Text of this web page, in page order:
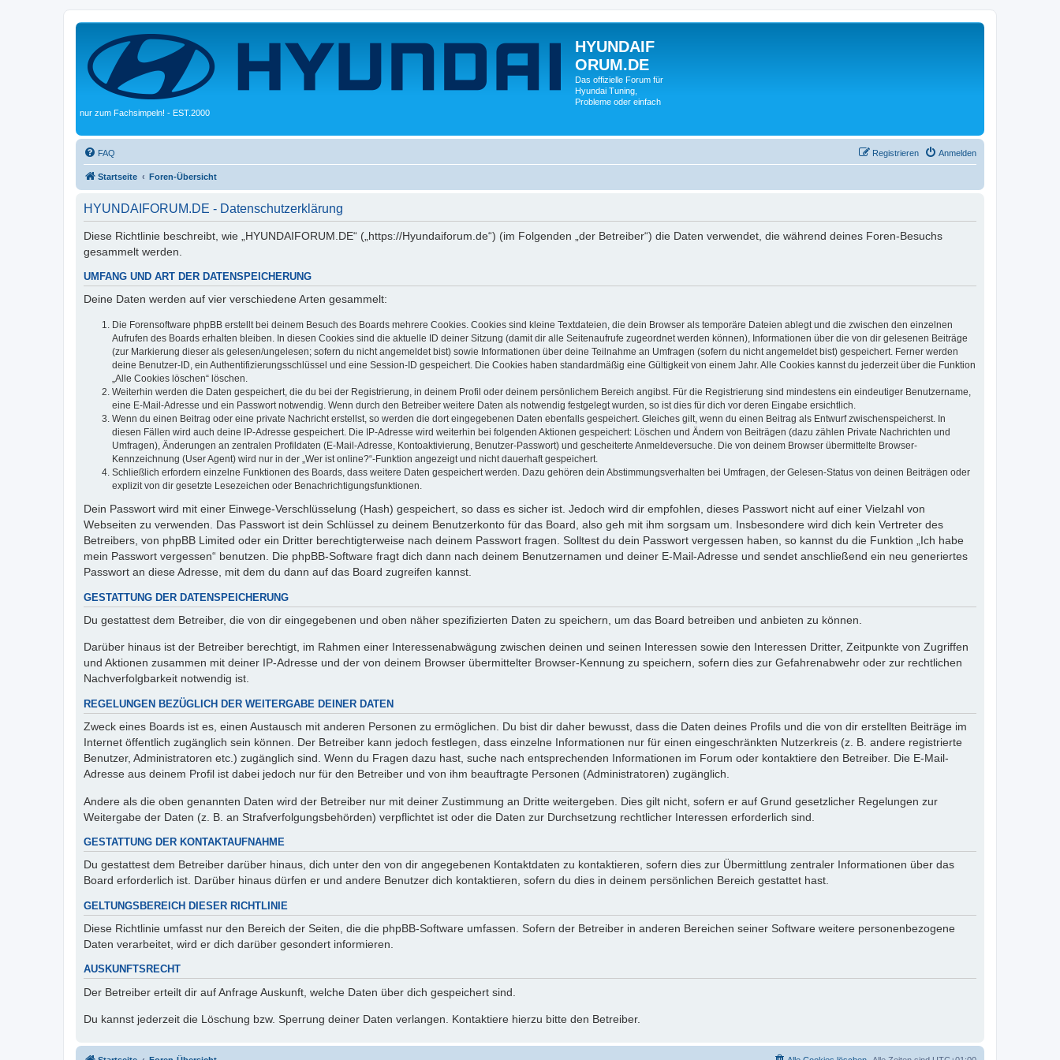
HYUNDAIF
ORUM.DE
Das offizielle Forum für
Hyundai Tuning,
Probleme oder einfach
nur zum Fachsimpeln! - EST.2000
FAQ Anmelden
Registrieren
Startseite Foren-Übersicht
HYUNDAIFORUM.DE - Datenschutzerklärung
Diese Richtlinie beschreibt, wie „HYUNDAIFORUM.DE“ („https://Hyundaiforum.de“) (im Folgenden „der Betreiber“) die Daten verwendet, die während deines Foren-Besuchs
gesammelt werden.
UMFANG UND ART DER DATENSPEICHERUNG
Deine Daten werden auf vier verschiedene Arten gesammelt:
Die Forensoftware phpBB erstellt bei deinem Besuch des Boards mehrere Cookies. Cookies sind kleine Textdateien, die dein Browser als temporäre Dateien ablegt und die zwischen den einzelnen
Aufrufen des Boards erhalten bleiben. In diesen Cookies sind die aktuelle ID deiner Sitzung (damit dir alle Seitenaufrufe zugeordnet werden können), Informationen über die von dir gelesenen Beiträge
(zur Markierung dieser als gelesen/ungelesen; sofern du nicht angemeldet bist) sowie Informationen über deine Teilnahme an Umfragen (sofern du nicht angemeldet bist) gespeichert. Ferner werden
deine Benutzer-ID, ein Authentifizierungsschlüssel und eine Session-ID gespeichert. Die Cookies haben standardmäßig eine Gültigkeit von einem Jahr. Alle Cookies kannst du jederzeit über die Funktion
„Alle Cookies löschen“ löschen.
Weiterhin werden die Daten gespeichert, die du bei der Registrierung, in deinem Profil oder deinem persönlichem Bereich angibst. Für die Registrierung sind mindestens ein eindeutiger Benutzername,
eine E-Mail-Adresse und ein Passwort notwendig. Wenn durch den Betreiber weitere Daten als notwendig festgelegt wurden, so ist dies für dich vor deren Eingabe ersichtlich.
Wenn du einen Beitrag oder eine private Nachricht erstellst, so werden die dort eingegebenen Daten ebenfalls gespeichert. Gleiches gilt, wenn du einen Beitrag als Entwurf zwischenspeicherst. In
diesen Fällen wird auch deine IP-Adresse gespeichert. Die IP-Adresse wird weiterhin bei folgenden Aktionen gespeichert: Löschen und Ändern von Beiträgen (dazu zählen Private Nachrichten und
Umfragen), Änderungen an zentralen Profildaten (E-Mail-Adresse, Kontoaktivierung, Benutzer-Passwort) und gescheiterte Anmeldeversuche. Die von deinem Browser übermittelte Browser-
Kennzeichnung (User Agent) wird nur in der „Wer ist online?“-Funktion angezeigt und nicht dauerhaft gespeichert.
Schließlich erfordern einzelne Funktionen des Boards, dass weitere Daten gespeichert werden. Dazu gehören dein Abstimmungsverhalten bei Umfragen, der Gelesen-Status von deinen Beiträgen oder
explizit von dir gesetzte Lesezeichen oder Benachrichtigungsfunktionen.
Dein Passwort wird mit einer Einwege-Verschlüsselung (Hash) gespeichert, so dass es sicher ist. Jedoch wird dir empfohlen, dieses Passwort nicht auf einer Vielzahl von
Webseiten zu verwenden. Das Passwort ist dein Schlüssel zu deinem Benutzerkonto für das Board, also geh mit ihm sorgsam um. Insbesondere wird dich kein Vertreter des
Betreibers, von phpBB Limited oder ein Dritter berechtigterweise nach deinem Passwort fragen. Solltest du dein Passwort vergessen haben, so kannst du die Funktion „Ich habe
mein Passwort vergessen“ benutzen. Die phpBB-Software fragt dich dann nach deinem Benutzernamen und deiner E-Mail-Adresse und sendet anschließend ein neu generiertes
Passwort an diese Adresse, mit dem du dann auf das Board zugreifen kannst.
GESTATTUNG DER DATENSPEICHERUNG
Du gestattest dem Betreiber, die von dir eingegebenen und oben näher spezifizierten Daten zu speichern, um das Board betreiben und anbieten zu können.
Darüber hinaus ist der Betreiber berechtigt, im Rahmen einer Interessenabwägung zwischen deinen und seinen Interessen sowie den Interessen Dritter, Zeitpunkte von Zugriffen
und Aktionen zusammen mit deiner IP-Adresse und der von deinem Browser übermittelter Browser-Kennung zu speichern, sofern dies zur Gefahrenabwehr oder zur rechtlichen
Nachverfolgbarkeit notwendig ist.
REGELUNGEN BEZÜGLICH DER WEITERGABE DEINER DATEN
Zweck eines Boards ist es, einen Austausch mit anderen Personen zu ermöglichen. Du bist dir daher bewusst, dass die Daten deines Profils und die von dir erstellten Beiträge im
Internet öffentlich zugänglich sein können. Der Betreiber kann jedoch festlegen, dass einzelne Informationen nur für einen eingeschränkten Nutzerkreis (z. B. andere registrierte
Benutzer, Administratoren etc.) zugänglich sind. Wenn du Fragen dazu hast, suche nach entsprechenden Informationen im Forum oder kontaktiere den Betreiber. Die E-Mail-
Adresse aus deinem Profil ist dabei jedoch nur für den Betreiber und von ihm beauftragte Personen (Administratoren) zugänglich.
Andere als die oben genannten Daten wird der Betreiber nur mit deiner Zustimmung an Dritte weitergeben. Dies gilt nicht, sofern er auf Grund gesetzlicher Regelungen zur
Weitergabe der Daten (z. B. an Strafverfolgungsbehörden) verpflichtet ist oder die Daten zur Durchsetzung rechtlicher Interessen erforderlich sind.
GESTATTUNG DER KONTAKTAUFNAHME
Du gestattest dem Betreiber darüber hinaus, dich unter den von dir angegebenen Kontaktdaten zu kontaktieren, sofern dies zur Übermittlung zentraler Informationen über das
Board erforderlich ist. Darüber hinaus dürfen er und andere Benutzer dich kontaktieren, sofern du dies in deinem persönlichen Bereich gestattet hast.
GELTUNGSBEREICH DIESER RICHTLINIE
Diese Richtlinie umfasst nur den Bereich der Seiten, die die phpBB-Software umfassen. Sofern der Betreiber in anderen Bereichen seiner Software weitere personenbezogene
Daten verarbeitet, wird er dich darüber gesondert informieren.
AUSKUNFTSRECHT
Der Betreiber erteilt dir auf Anfrage Auskunft, welche Daten über dich gespeichert sind.
Du kannst jederzeit die Löschung bzw. Sperrung deiner Daten verlangen. Kontaktiere hierzu bitte den Betreiber.